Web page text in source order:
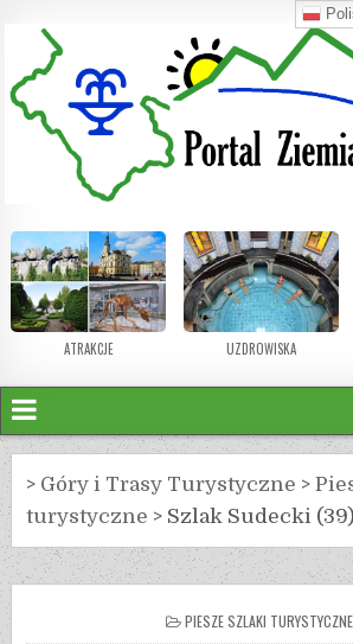
ATRAKCJE UZDROWISKA
> Góry i Trasy Turystyczne >
turystyczne > Szlak Sudecki (39)
PIESZE SZLAKI TURYSTYCZNE